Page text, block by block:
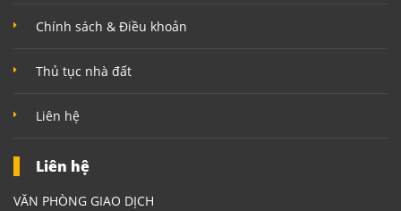
Chính sách & Điều khoản
Thủ tục nhà đất
Liên hệ
Liên hệ
VĂN PHÒNG GIAO DỊCH